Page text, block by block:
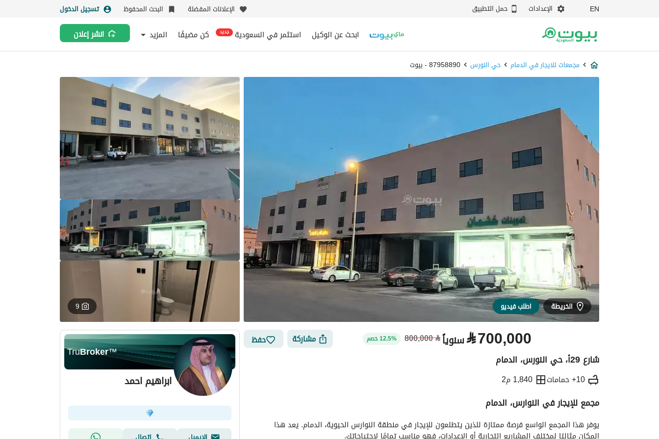
EN الإعدادات حمل التطبيق الإعلانات المفضلة البحث المحفوظ تسجيل الدخول
ابحث عن الوكيل استثمر في السعودية جديد كن مضيفًا المزيد انشر إعلان
مجمعات للايجار في الدمام حي النورس 87958890 - بيوت
الخريطة اطلب فيديو 9
⃁700,000 سنوياً⃁
800,000 12.5% خصم مشاركة حفظ
شارع 29أ، حي النورس، الدمام
10+ حمامات 1,840 م2
التفاصيل معلومات ترخيص الإعلان
مجمع للإيجار في النوارس، الدمام
المكان مثاليًا لمختلف المشاريع التجارية أو الإعدادات، فهو مناسب تمامًا لاحتياجاتك.
TruBroker™
ابراهيم احمد